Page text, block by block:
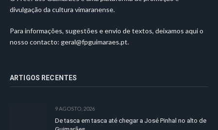
divulgação da cultura vimaranense.
Para informações, sugestões e envio de textos, deixamos aqui o
nosso contacto: geral@fpguimaraes.pt.
ARTIGOS RECENTES
9 AGOSTO, 2026
De tasca em tasca até chegar a José Pinhal no alto de